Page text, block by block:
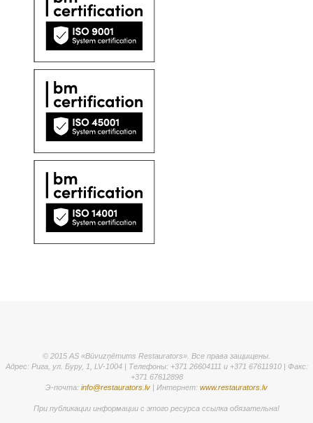
© 2015 AS «Būvuzņēmums Restaurators». Все права защищены.
Адрес: Рига, ул. Буру, 1, LV-1004 | Телефоны: +371 26604111 и +371 67611910 | Факс:
+371 67612898
Э-почта: info@restaurators.lv | Интернет: www.restaurators.lv
При публикации информации с этого ресурса ссылка обязательна!